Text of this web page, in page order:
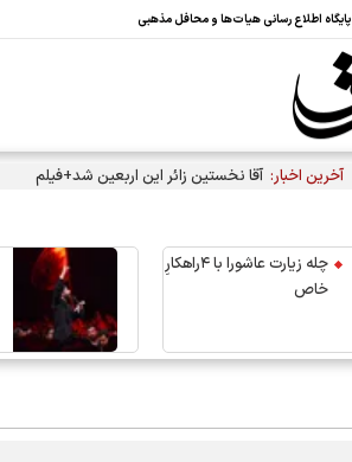
پایگاه اطلاع رسانی هیات‌ها و محافل مذهبی
آخرین اخبار: آقا نخستین زائر این اربعین شد+فیلم
چله زیارت عاشورا با ۴راهکارِ
خاص